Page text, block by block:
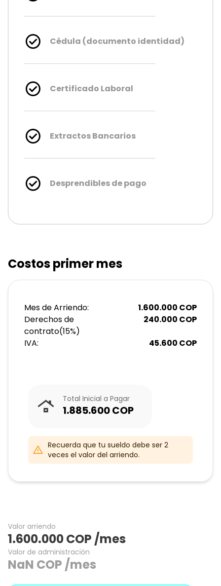
Cédula (documento identidad)
Certificado Laboral
Extractos Bancarios
Desprendibles de pago
Costos primer mes
Mes de Arriendo: 1.600.000 COP
Derechos de
contrato(15%)
240.000 COP
IVA: 45.600 COP
Total Inicial a Pagar
1.885.600COP
Recuerda que tu sueldo debe ser 2
veces el valor del arriendo.
Valor arriendo
1.600.000COP /mes
Valor de administración
NaN COP /mes